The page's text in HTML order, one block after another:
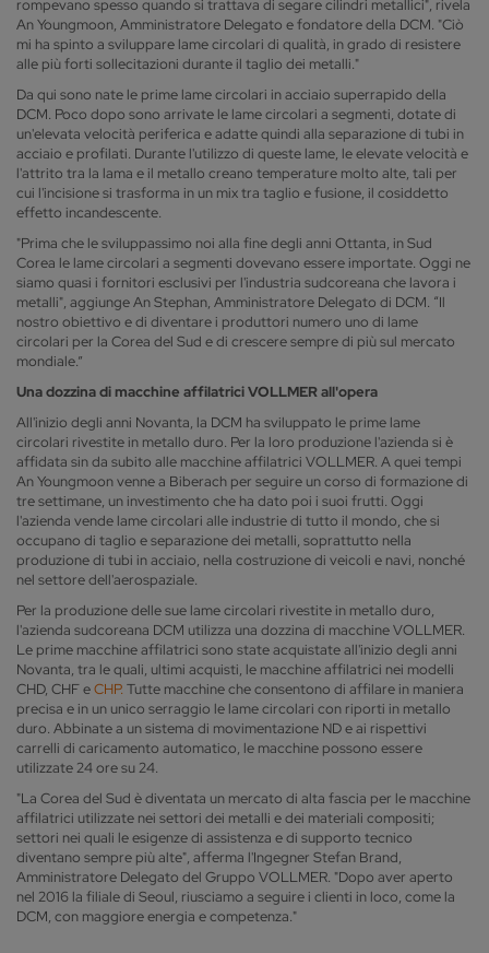
rompevano spesso quando si trattava di segare cilindri metallici", rivela
An Youngmoon, Amministratore Delegato e fondatore della DCM. "Ciò
mi ha spinto a sviluppare lame circolari di qualità, in grado di resistere
alle più forti sollecitazioni durante il taglio dei metalli."
Da qui sono nate le prime lame circolari in acciaio superrapido della
DCM. Poco dopo sono arrivate le lame circolari a segmenti, dotate di
un'elevata velocità periferica e adatte quindi alla separazione di tubi in
acciaio e profilati. Durante l'utilizzo di queste lame, le elevate velocità e
l'attrito tra la lama e il metallo creano temperature molto alte, tali per
cui l'incisione si trasforma in un mix tra taglio e fusione, il cosiddetto
effetto incandescente.
"Prima che le sviluppassimo noi alla fine degli anni Ottanta, in Sud
Corea le lame circolari a segmenti dovevano essere importate. Oggi ne
siamo quasi i fornitori esclusivi per l'industria sudcoreana che lavora i
metalli", aggiunge An Stephan, Amministratore Delegato di DCM. “Il
nostro obiettivo e di diventare i produttori numero uno di lame
circolari per la Corea del Sud e di crescere sempre di più sul mercato
mondiale.”
Una dozzina di macchine affilatrici VOLLMER all'opera
All'inizio degli anni Novanta, la DCM ha sviluppato le prime lame
circolari rivestite in metallo duro. Per la loro produzione l'azienda si è
affidata sin da subito alle macchine affilatrici VOLLMER. A quei tempi
An Youngmoon venne a Biberach per seguire un corso di formazione di
tre settimane, un investimento che ha dato poi i suoi frutti. Oggi
l'azienda vende lame circolari alle industrie di tutto il mondo, che si
occupano di taglio e separazione dei metalli, soprattutto nella
produzione di tubi in acciaio, nella costruzione di veicoli e navi, nonché
nel settore dell'aerospaziale.
Per la produzione delle sue lame circolari rivestite in metallo duro,
l'azienda sudcoreana DCM utilizza una dozzina di macchine VOLLMER.
Le prime macchine affilatrici sono state acquistate all'inizio degli anni
Novanta, tra le quali, ultimi acquisti, le macchine affilatrici nei modelli
CHD, CHF eCHP. Tutte macchine che consentono di affilare in maniera
precisa e in un unico serraggio le lame circolari con riporti in metallo
duro. Abbinate a un sistema di movimentazione ND e ai rispettivi
carrelli di caricamento automatico, le macchine possono essere
utilizzate 24 ore su 24.
"La Corea del Sud è diventata un mercato di alta fascia per le macchine
affilatrici utilizzate nei settori dei metalli e dei materiali compositi;
settori nei quali le esigenze di assistenza e di supporto tecnico
diventano sempre più alte", afferma l'Ingegner Stefan Brand,
Amministratore Delegato del Gruppo VOLLMER. "Dopo aver aperto
nel 2016 la filiale di Seoul, riusciamo a seguire i clienti in loco, come la
DCM, con maggiore energia e competenza."